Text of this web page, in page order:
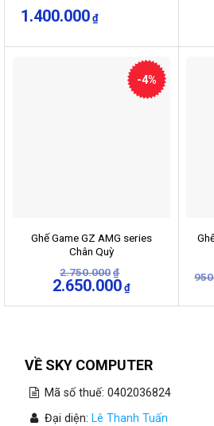
1.400.000 ₫
-4%
Ghế Game GZ AMG series
Chân Quỳ
2.750.000 ₫
Giá
gốc
là:
2.650.000 ₫Giá
tại
VỀ SKY COMPUTER
Mã số thuế: 0402036824
Đại diện: Lê Thanh Tuấn